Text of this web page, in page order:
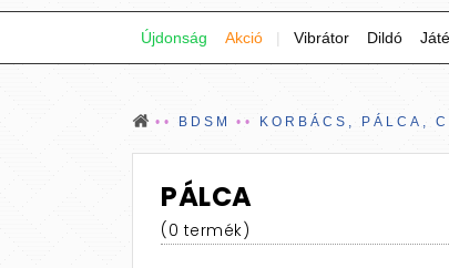
Újdonság Akció | Vibrátor Dildó
BDSM KORBÁCS, PÁLCA,
PÁLCA
(0 termék)